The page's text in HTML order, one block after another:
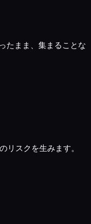
たまま、集まることな
スクを生みます。